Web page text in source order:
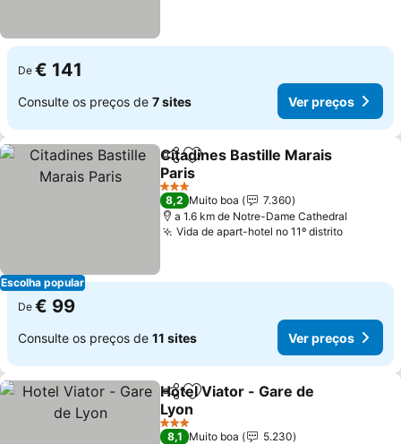
De € 141
Consulte os preços de 7 sites Ver preços
Escolha popular
PartilharAdicionar aos favoritos
Citadines Bastille Marais
Paris
Ver preços
3 Estrelas
8,2 Muito boa
7.360
a 1.6 km de Notre-Dame Cathedral
Vida de apart-hotel no 11º distritoVer
De € 99
Consulte os preços de 11 sites Ver preços
PartilharAdicionar aos favoritos
Hotel Viator - Gare de
Lyon
Ver preços
3 Estrelas
8,1 Muito boa
5.230